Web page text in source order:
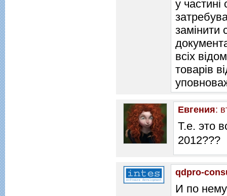
у
замінити
всіх
товарів
Евгения:
Т.е. это
2012???
qdpro-
И по